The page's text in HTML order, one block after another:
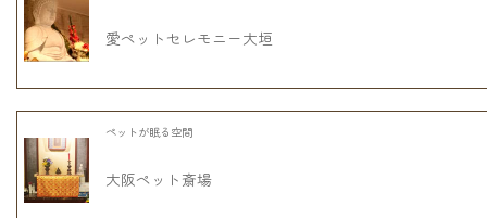
愛ペットセレモニー大垣
ペットが眠る空間
大阪ペット斎場